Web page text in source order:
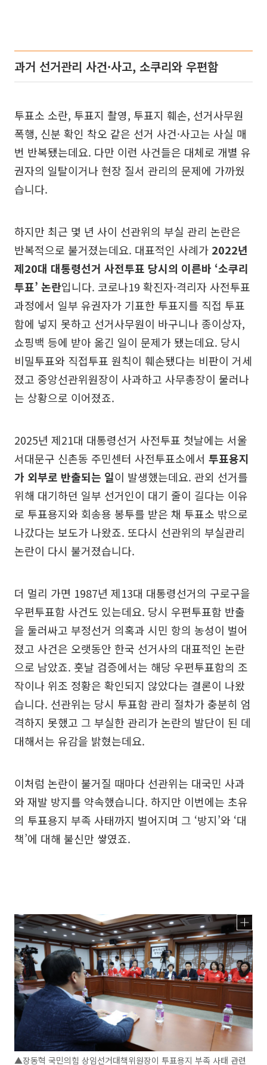
과거 선거관리 사건·사고, 소쿠리와 우편함
투표소 소란, 투표지 촬영, 투표지 훼손, 선거사무원
폭행, 신분 확인 착오 같은 선거 사건·사고는 사실 매
번 반복됐는데요. 다만 이런 사건들은 대체로 개별 유
권자의 일탈이거나 현장 질서 관리의 문제에 가까웠
습니다.
하지만 최근 몇 년 사이 선관위의 부실 관리 논란은
반복적으로 불거졌는데요. 대표적인 사례가 2022년
제20대 대통령선거 사전투표 당시의 이른바 ‘소쿠리
투표’ 논란입니다. 코로나19 확진자·격리자 사전투표
과정에서 일부 유권자가 기표한 투표지를 직접 투표
함에 넣지 못하고 선거사무원이 바구니나 종이상자,
쇼핑백 등에 받아 옮긴 일이 문제가 됐는데요. 당시
비밀투표와 직접투표 원칙이 훼손됐다는 비판이 거세
졌고 중앙선관위원장이 사과하고 사무총장이 물러나
는 상황으로 이어졌죠.
2025년 제21대 대통령선거 사전투표 첫날에는 서울
서대문구 신촌동 주민센터 사전투표소에서 투표용지
가 외부로 반출되는 일이 발생했는데요. 관외 선거를
위해 대기하던 일부 선거인이 대기 줄이 길다는 이유
로 투표용지와 회송용 봉투를 받은 채 투표소 밖으로
나갔다는 보도가 나왔죠. 또다시 선관위의 부실관리
논란이 다시 불거졌습니다.
더 멀리 가면 1987년 제13대 대통령선거의 구로구을
우편투표함 사건도 있는데요. 당시 우편투표함 반출
을 둘러싸고 부정선거 의혹과 시민 항의 농성이 벌어
졌고 사건은 오랫동안 한국 선거사의 대표적인 논란
으로 남았죠. 훗날 검증에서는 해당 우편투표함의 조
작이나 위조 정황은 확인되지 않았다는 결론이 나왔
습니다. 선관위는 당시 투표함 관리 절차가 충분히 엄
격하지 못했고 그 부실한 관리가 논란의 발단이 된 데
대해서는 유감을 밝혔는데요.
이처럼 논란이 불거질 때마다 선관위는 대국민 사과
와 재발 방지를 약속했습니다. 하지만 이번에는 초유
의 투표용지 부족 사태까지 벌어지며 그 ‘방지’와 ‘대
책’에 대해 불신만 쌓였죠.
▲장동혁 국민의힘 상임선거대책위원장이 투표용지 부족 사태 관련